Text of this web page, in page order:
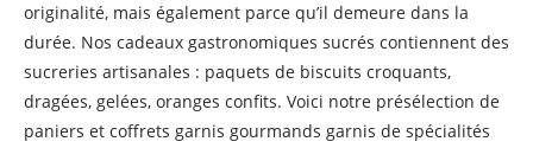
originalité, mais également parce qu’il demeure dans la
durée. Nos cadeaux gastronomiques sucrés contiennent des
sucreries artisanales : paquets de biscuits croquants,
dragées, gelées, oranges confits. Voici notre présélection de
paniers et coffrets garnis gourmands garnis de spécialités